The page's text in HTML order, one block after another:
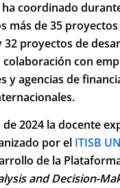
coordinado
más de 35
32 proyectos de
con
y agencias de
de 2024 la docente
por el ITISB
de la
and Decision-